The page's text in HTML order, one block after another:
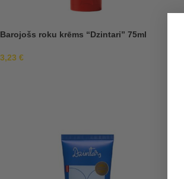
Barojošs roku krēms “Dzintari” 75ml
3,23 €